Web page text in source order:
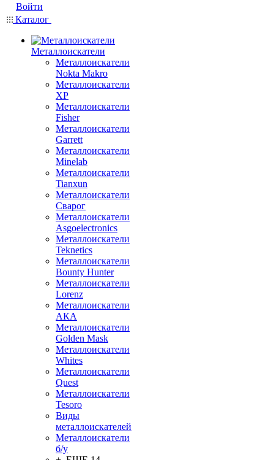
Войти
Каталог
Металлоискатели
Металлоискатели
Nokta Makro
Металлоискатели
XP
Металлоискатели
Fisher
Металлоискатели
Garrett
Металлоискатели
Minelab
Металлоискатели
Tianxun
Металлоискатели
Сварог
Металлоискатели
Asgoelectronics
Металлоискатели
Teknetics
Металлоискатели
Bounty Hunter
Металлоискатели
Lorenz
Металлоискатели
АКА
Металлоискатели
Golden Mask
Металлоискатели
Whites
Металлоискатели
Quest
Металлоискатели
Tesoro
Виды
металлоискателей
Металлоискатели
б/у